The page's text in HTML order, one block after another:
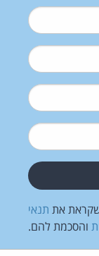
את תנאי
והסכמת להם.